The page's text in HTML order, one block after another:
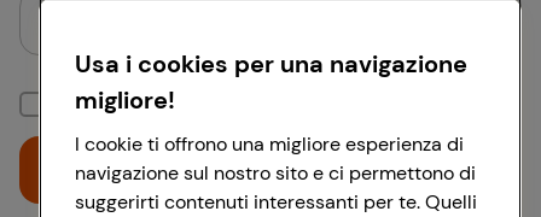
Mantieni la sessione attiva
Accedi
Usa i cookies per una navigazione
migliore!
I cookie ti offrono una migliore esperienza di
navigazione sul nostro sito e ci permettono di
suggerirti contenuti interessanti per te. Quelli